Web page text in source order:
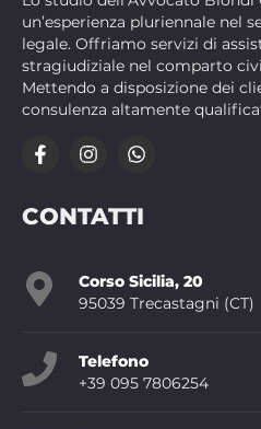
un’esperienza pluriennale nel
legale. Offriamo servizi di
stragiudiziale nel comparto
Mettendo a disposizione dei
consulenza altamente
CONTATTI
Corso Sicilia, 20
95039 Trecastagni (CT)
Telefono
+39 095 7806254